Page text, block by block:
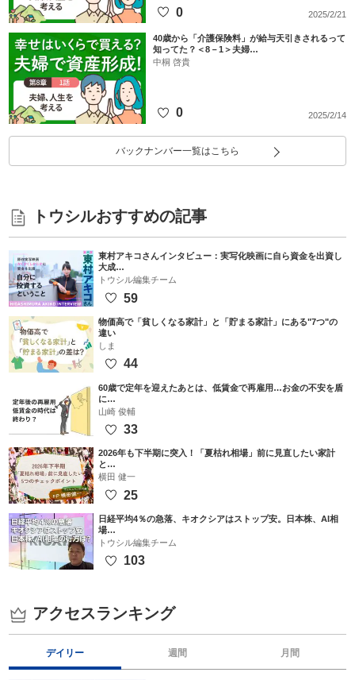
2025/2/21
0
40歳から「介護保険料」が給与天引きされるって
知ってた？＜8－1＞夫婦…
中桐 啓貴
2025/2/14
0
バックナンバー一覧はこちら
トウシルおすすめの記事
東村アキコさんインタビュー：実写化映画に自ら資金を出資し
大成…
トウシル編集チーム
59
物価高で「貧しくなる家計」と「貯まる家計」にある"7つ"の
違い
しま
44
60歳で定年を迎えたあとは、低賃金で再雇用…お金の不安を盾
に…
山崎 俊輔
33
2026年も下半期に突入！「夏枯れ相場」前に見直したい家計
と…
横田 健一
25
日経平均4％の急落、キオクシアはストップ安。日本株、AI相
場…
トウシル編集チーム
103
アクセスランキング
デイリー 週間 月間